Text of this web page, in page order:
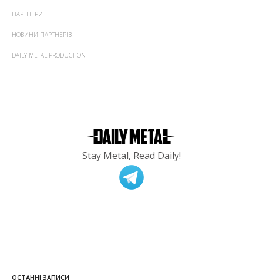
ПАРТНЕРИ
НОВИНИ ПАРТНЕРІВ
DAILY METAL PRODUCTION
Stay Metal, Read Daily!
ОСТАННІ ЗАПИСИ